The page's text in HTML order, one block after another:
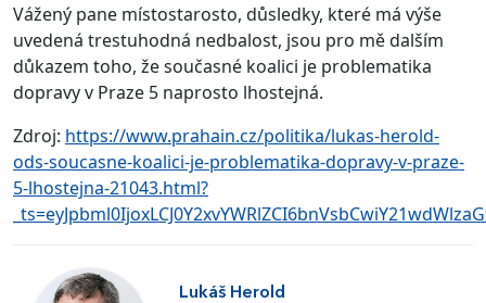
Vážený pane místostarosto, důsledky, které má výše
uvedená trestuhodná nedbalost, jsou pro mě dalším
důkazem toho, že současné koalici je problematika
dopravy v Praze 5 naprosto lhostejná.
Zdroj: https://www.prahain.cz/politika/lukas-herold-
ods-soucasne-koalici-je-problematika-dopravy-v-praze-
5-lhostejna-21043.html?
Lukáš Herold